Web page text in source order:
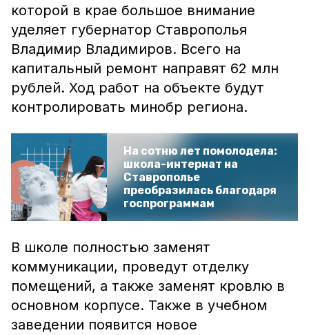
которой в крае большое внимание
уделяет губернатор Ставрополья
Владимир Владимиров. Всего на
капитальный ремонт направят 62 млн
рублей. Ход работ на объекте будут
контролировать минобр региона.
На сотню лет помолодела:
школа-интернат на
Ставрополье
преобразилась благодаря
госпрограммам
В школе полностью заменят
коммуникации, проведут отделку
помещений, а также заменят кровлю в
основном корпусе. Также в учебном
заведении появится новое